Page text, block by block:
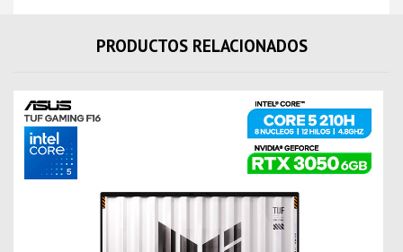
PRODUCTOS RELACIONADOS